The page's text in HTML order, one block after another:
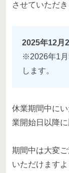
させていただき
2025年12月
※2026年1月
します。
休業期間中に
業開始日以降に
期間中は大変
いただけます